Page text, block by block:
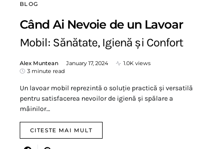
BLOG
Când Ai Nevoie de un Lavoar
Mobil: Sănătate, Igienă și Confort
Alex Muntean January 17, 2024
1.0K views
3 minute read
Un lavoar mobil reprezintă o soluție practică și versatilă
pentru satisfacerea nevoilor de igienă și spălare a
mâinilor…
CITESTE MAI MULT